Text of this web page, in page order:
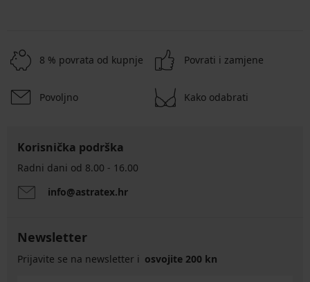
8 % povrata od kupnje Povrati i zamjene
Povoljno Kako odabrati
Korisnička podrška
Radni dani od 8.00 - 16.00
info@astratex.hr
Newsletter
Prijavite se na newsletter i osvojite 200 kn